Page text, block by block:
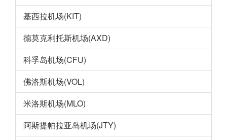
基西拉机场(KIT)
德莫克利托斯机场(AXD)
科孚岛机场(CFU)
佛洛斯机场(VOL)
米洛斯机场(MLO)
阿斯提帕拉亚岛机场(JTY)